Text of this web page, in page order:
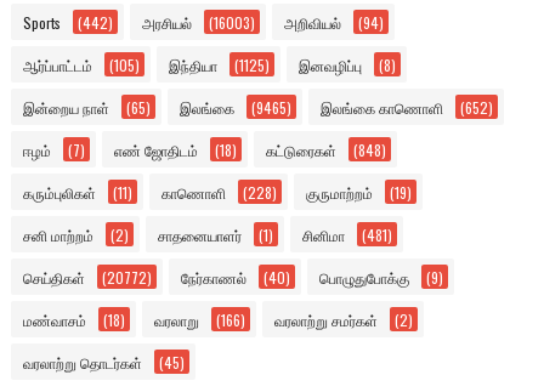
Sports (442) அரசியல் (16003) அறிவியல் (94)
ஆர்ப்பாட்டம் (105) இந்தியா (1125) இனவழிப்பு (8)
இன்றைய நாள் (65) இலங்கை (9465) இலங்கை காணொளி (652)
ஈழம் (7) எண் ஜோதிடம் (18) கட்டுரைகள் (848)
கரும்புலிகள் (11) காணொளி (228) குருமாற்றம் (19)
சனி மாற்றம் (2) சாதனையாளர் (1) சினிமா (481)
செய்திகள் (20772) நேர்காணல் (40) பொழுதுபோக்கு (9)
மண்வாசம் (18) வரலாறு (166) வரலாற்று சமர்கள் (2)
வரலாற்று தொடர்கள் (45)